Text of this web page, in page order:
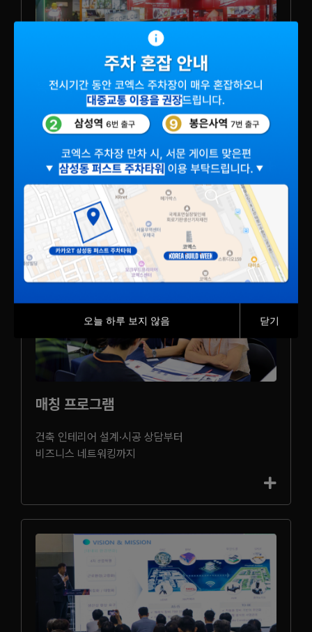
특별기획
건설·건축·인테리어 산업의 최신 기술과
트렌드에 입각한 큐레이션
매칭 프로그램
건축 인테리어 설계·시공 상담부터
비즈니스 네트워킹까지
오늘 하루 보지 않음 닫기